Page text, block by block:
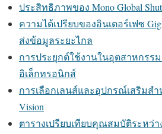
ประสิทธิภาพของ Mono Global
ความได้เปรียบของอินเตอร์เฟซ
ส่งข้อมูลระยะไกล
การประยุกต์ใช้งานในอุตสาหกรร
อิเล็กทรอนิกส์
การเลือกเลนส์และอุปกรณ์เสริมส
Vision
ตารางเปรียบเทียบคุณสมบัติระหว่